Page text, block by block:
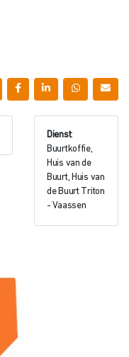
Dienst:
Buurtkoffie,
Huis van de
Buurt, Huis van
de Buurt Triton
- Vaassen